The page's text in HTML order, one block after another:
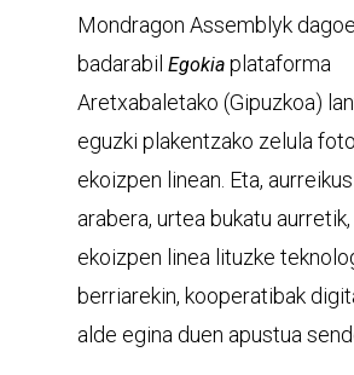
Mondragon Assemblyk
badarabil Egokia plataforma
Aretxabaletako (Gipuzkoa)
eguzki plakentzako zelula
ekoizpen linean. Eta,
arabera, urtea bukatu
ekoizpen linea lituzke
berriarekin, kooperatibak
alde egina duen apustua